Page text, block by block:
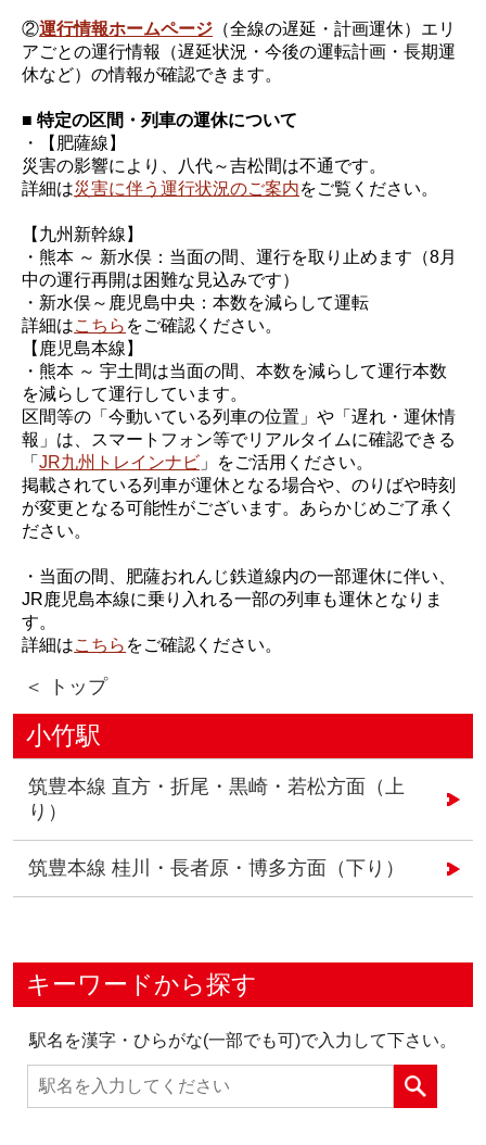
②運行情報ホームページ （全線の遅延・計画運休）エリ
アごとの運行情報（遅延状況・今後の運転計画・長期運
休など）の情報が確認できます。
■ 特定の区間・列車の運休について
・【肥薩線】
災害の影響により、八代～吉松間は不通です。
詳細は災害に伴う運行状況のご案内をご覧ください。
【九州新幹線】
・熊本 ～ 新水俣：当面の間、運行を取り止めます（8月
中の運行再開は困難な見込みです）
・新水俣～鹿児島中央：本数を減らして運転
詳細はこちら をご確認ください。
【鹿児島本線】
・熊本 ～ 宇土間は当面の間、本数を減らして運行本数
を減らして運行しています。
区間等の「今動いている列車の位置」や「遅れ・運休情
報」は、スマートフォン等でリアルタイムに確認できる
「JR九州トレインナビ 」をご活用ください。
掲載されている列車が運休となる場合や、のりばや時刻
が変更となる可能性がございます。あらかじめご了承く
ださい。
・当面の間、肥薩おれんじ鉄道線内の一部運休に伴い、
JR鹿児島本線に乗り入れる一部の列車も運休となりま
す。
詳細はこちら をご確認ください。
＜ トップ
小竹駅
筑豊本線 直方・折尾・黒崎・若松方面（上
り）
筑豊本線 桂川・長者原・博多方面（下り）
キーワードから探す
駅名を漢字・ひらがな(一部でも可)で入力して下さい。